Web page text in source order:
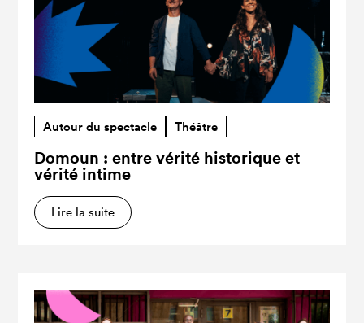
Autour du spectacle Théâtre
Domoun : entre vérité historique et
vérité intime
Lire la suite